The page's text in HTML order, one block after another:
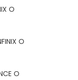
O
O
O